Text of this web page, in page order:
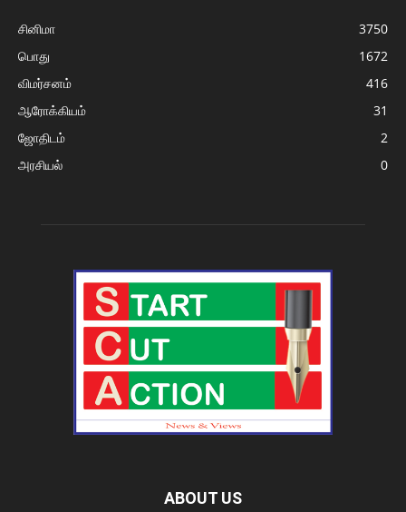
சினிமா
3750
பொது
1672
விமர்சனம்
416
ஆரோக்கியம்
31
ஜோதிடம்
2
அரசியல்
0
ABOUT US